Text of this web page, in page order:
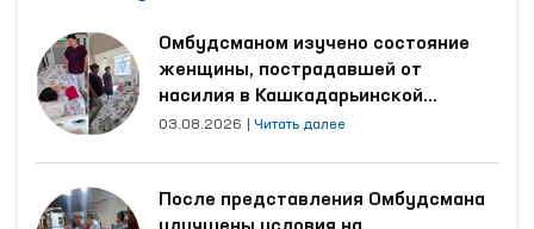
Омбудсманом изучено состояние
женщины, пострадавшей от
насилия в Кашкадарьинской
области
03.08.2026 Читать далее
После представления Омбудсмана